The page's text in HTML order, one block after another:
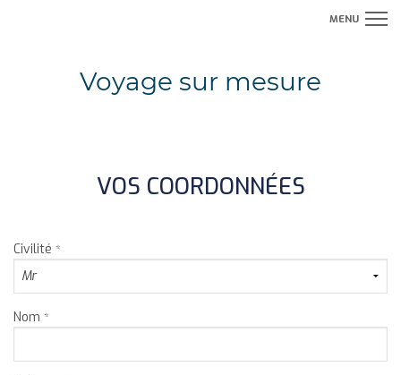
MENU
CROISIERES
WEEKENDS
SUR-MESURE
NOS AGENCES
Voyage sur mesure
VOS COORDONNÉES
Civilité *
Nom *